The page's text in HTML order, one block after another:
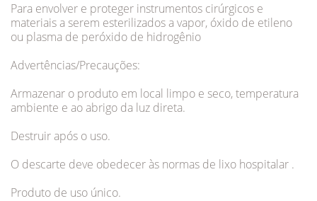
Para envolver e proteger instrumentos cirúrgicos e
materiais a serem esterilizados a vapor, óxido de etileno
ou plasma de peróxido de hidrogênio
Advertências/Precauções:
Armazenar o produto em local limpo e seco, temperatura
ambiente e ao abrigo da luz direta.
Destruir após o uso.
O descarte deve obedecer às normas de lixo hospitalar .
Produto de uso único.